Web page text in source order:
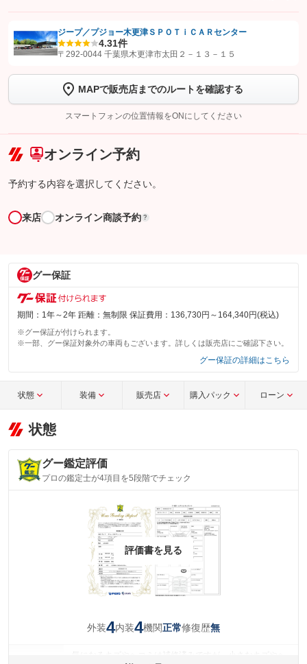
【STEP1】認証画面でグーネットを友だち追加してから「許可する」ボタンを押
トーク画面で
ボタンをタップして問い合わせを
完了してください。
こちら
ジープ／プジョー木更津ＳＰＯＴｉＣＡＲセンター
4.31件
〒292-0044 千葉県木更津市太田２－１３－１５
MAPで販売店までのルートを確認する
スマートフォンの位置情報をONにしてください
オンライン予約
予約する内容を選択してください。
来店 オンライン商談予約 ?
グー保証
期間：1年～2年 距離：無制限 保証費用：136,730円～164,340円(税込)
※グー保証が付けられます。
※一部、グー保証対象外の車両もございます。詳しくは販売店にご確認下さい。
グー保証の詳細はこちら
状態 装備 販売店 購入パック ローン
状態
グー鑑定評価
プロの鑑定士が4項目を5段階でチェック
評価書を見る
外装4内装4機関正常修復歴無